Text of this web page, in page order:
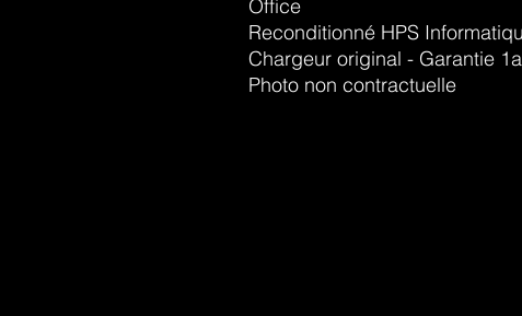
Office
Reconditionné HPS
Chargeur original - Garantie
Photo non contractuelle